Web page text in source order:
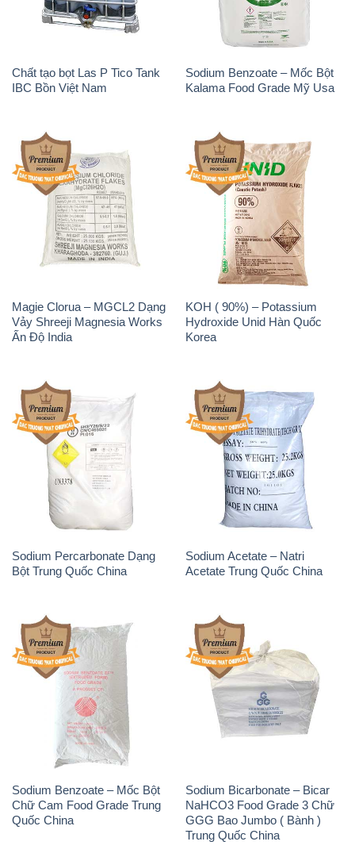
Chất tạo bọt Las P Tico Tank
IBC Bồn Việt Nam
Sodium Benzoate – Mốc Bột
Kalama Food Grade Mỹ Usa
Magie Clorua – MGCL2 Dạng
Vảy Shreeji Magnesia Works
Ấn Độ India
KOH ( 90%) – Potassium
Hydroxide Unid Hàn Quốc
Korea
Sodium Percarbonate Dạng
Bột Trung Quốc China
Sodium Acetate – Natri
Acetate Trung Quốc China
Sodium Benzoate – Mốc Bột
Chữ Cam Food Grade Trung
Quốc China
Sodium Bicarbonate – Bicar
NaHCO3 Food Grade 3 Chữ
GGG Bao Jumbo ( Bành )
Trung Quốc China